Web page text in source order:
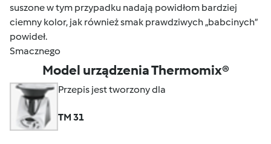
suszone w tym przypadku nadają powidłom bardziej
ciemny kolor, jak również smak prawdziwych „babcinych”
powideł.
Smacznego
Model urządzenia Thermomix®
Przepis jest tworzony dla
TM 31